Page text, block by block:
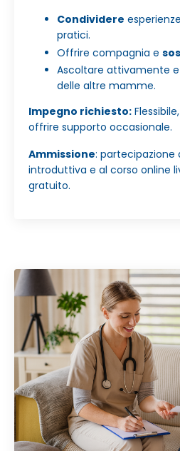
Condividere
pratici.
Offrire compagnia e
Ascoltare attivamente
delle altre mamme.
Impegno richiesto:
offrire supporto occasionale.
Ammissione: partecipazione
introduttiva e al corso online
gratuito.